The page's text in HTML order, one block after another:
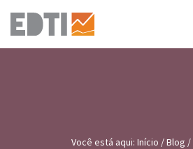
Pular
Você está aqui: Início /Blog /